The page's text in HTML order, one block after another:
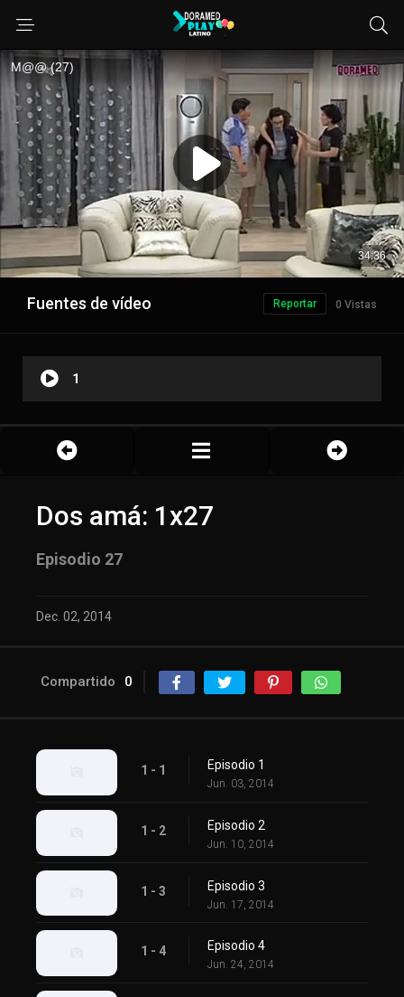
Fuentes de vídeo 0 Vistas
Reportar
1
Dos amá: 1x27
Episodio 27
Dec. 02, 2014
Compartido 0
1 - 1 Episodio 1
Jun. 03, 2014
1 - 2 Episodio 2
Jun. 10, 2014
1 - 3 Episodio 3
Jun. 17, 2014
1 - 4 Episodio 4
Jun. 24, 2014